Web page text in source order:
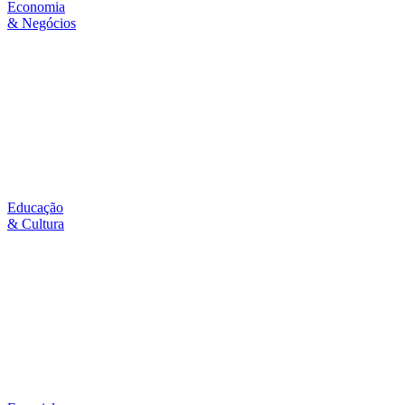
Economia
& Negócios
Educação
& Cultura